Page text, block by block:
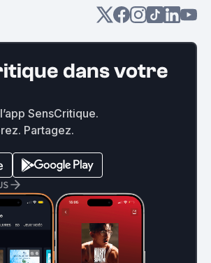
dans votre
SensCritique.
Partagez.